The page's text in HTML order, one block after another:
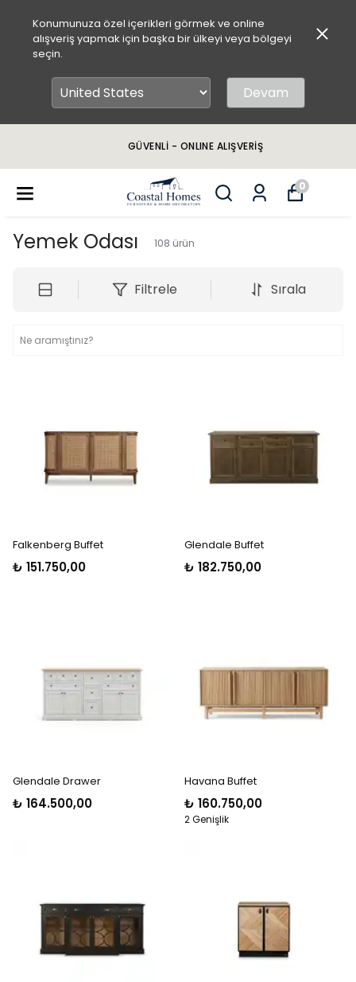
Konumunuza özel içerikleri görmek ve online
alışveriş yapmak için başka bir ülkeyi veya bölgeyi
seçin.
Devam
GÜVENLİ - ONLINE ALIŞVERİŞ
0
Yemek Odası 108 ürün
Filtrele Sırala
Falkenberg Buffet
₺ 151.750,00
Glendale Buffet
₺ 182.750,00
Glendale Drawer
₺ 164.500,00
Havana Buffet
₺ 160.750,00
2 Genişlik